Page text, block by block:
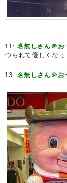
11:名無しさん＠お
つられて優しくなっ
13:名無しさん＠お